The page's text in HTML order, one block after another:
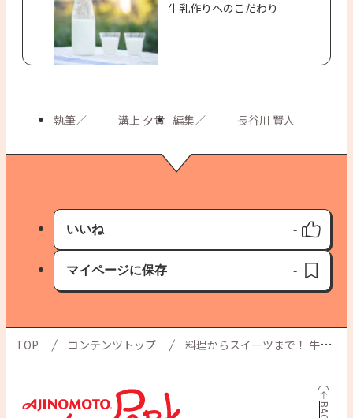
牛乳作りへのこだわり
執筆／ 溝上 夕貴 編集／ 長谷川 賢人
いいね
いいね済み
-
マイページに保存
保存済み
-
TOP コンテンツトップ 料理からスイーツまで！ 牛乳のおいしい使い切り アイデアレシピ